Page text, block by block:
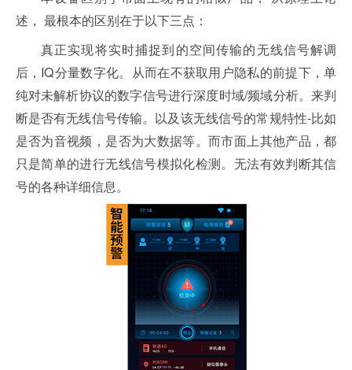
述， 最根本的区别在于以下三点：
真正实现将实时捕捉到的空间传输的无线信号解调
后，IQ分量数字化。从而在不获取用户隐私的前提下，单
纯对未解析协议的数字信号进行深度时域/频域分析。来判
断是否有无线信号传输。以及该无线信号的常规特性-比如
是否为音视频，是否为大数据等。而市面上其他产品，都
只是简单的进行无线信号模拟化检测。无法有效判断其信
号的各种详细信息。